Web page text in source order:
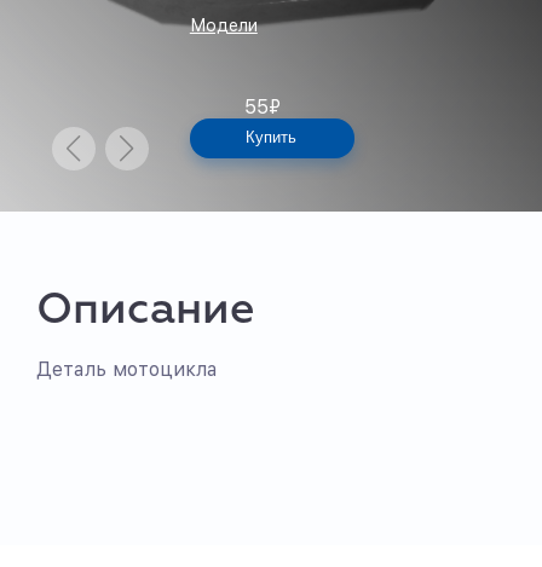
Модели
55₽
Купить
Описание
Деталь мотоцикла